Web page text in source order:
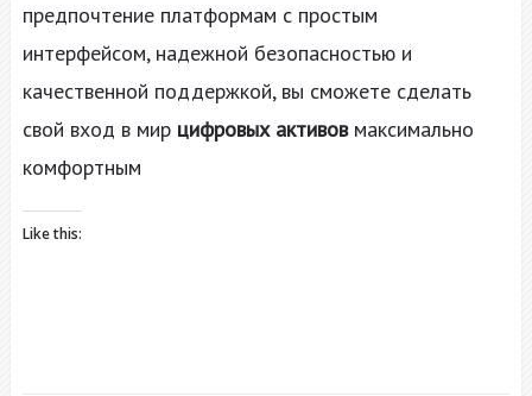
предпочтение платформам с простым
интерфейсом, надежной безопасностью и
качественной поддержкой, вы сможете сделать
свой вход в мир цифровых активовмаксимально
комфортным
Like this: